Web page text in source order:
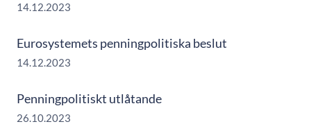
14.12.2023
Eurosystemets penningpolitiska beslut
14.12.2023
Penningpolitiskt utlåtande
26.10.2023